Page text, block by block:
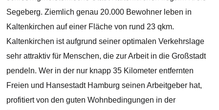
Segeberg. Ziemlich genau 20.000 Bewohner leben in
Kaltenkirchen auf einer Fläche von rund 23 qkm.
Kaltenkirchen ist aufgrund seiner optimalen Verkehrslage
sehr attraktiv für Menschen, die zur Arbeit in die Großstadt
pendeln. Wer in der nur knapp 35 Kilometer entfernten
Freien und Hansestadt Hamburg seinen Arbeitgeber hat,
profitiert von den guten Wohnbedingungen in der